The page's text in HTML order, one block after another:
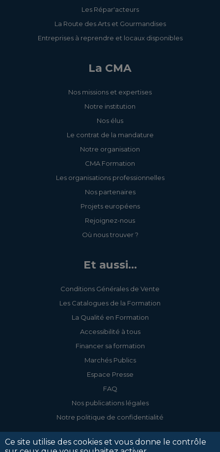
Les Répar'acteurs
La Route des Arts et Gourmandises
Entreprises à reprendre et locaux disponibles
La CMA
Nos missions et expertises
Notre institution
Nos élus
Le contrat de la mandature
Notre organisation
CMA Formation
Les organisations professionnelles
Nos partenaires
Projets européens
Rejoignez-nous
Où nous trouver ?
Et aussi...
Conditions Générales de Vente
Les Catalogues de la Formation
La Qualité en Formation
Accessibilité à tous
Financer sa formation
Marchés Publics
Espace Presse
FAQ
Nos publications légales
Notre politique de confidentialité
Ce site utilise des cookies et vous donne le contrôle